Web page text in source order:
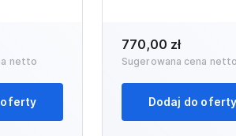
netto
oferty
770,00 zł
Sugerowana cena
Dodaj do